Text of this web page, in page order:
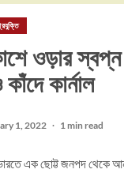
ওড়ার
কার্নাল
1, 2022 1 min read
এক ছোট্ট জনপদ থেকে